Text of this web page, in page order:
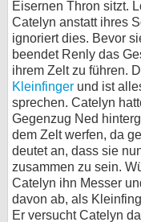
Eisernen Thron sitzt.
Catelyn anstatt ihres
ignoriert dies. Bevor
beendet Renly das
ihrem Zelt zu führen.
Kleinfinger und ist
sprechen. Catelyn
Gegenzug Ned
dem Zelt werfen, da
deutet an, dass sie
zusammen zu sein.
Catelyn ihn Messer
davon ab, als
Er versucht Catelyn